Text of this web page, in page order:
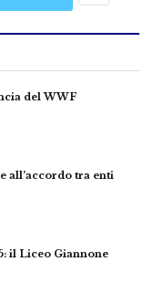
del WWF
all’accordo tra enti
il Liceo Giannone